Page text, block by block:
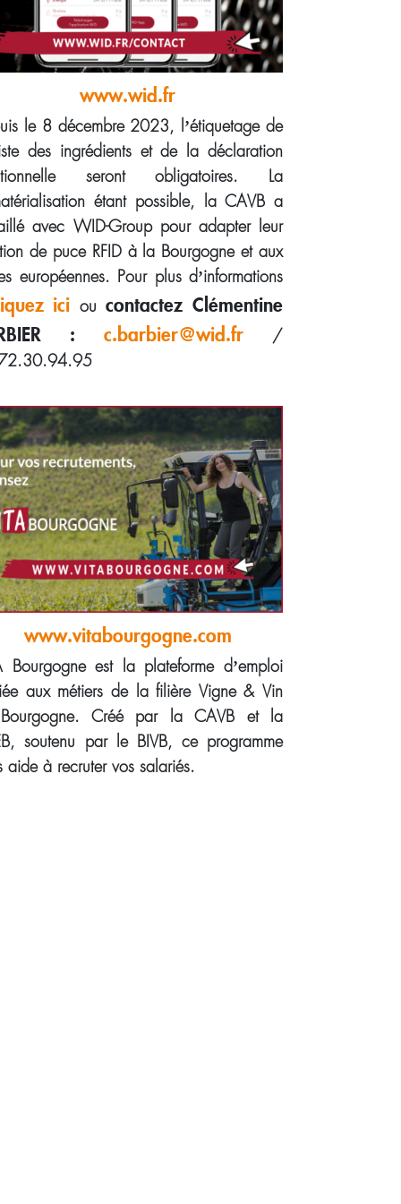
www.wid.fr
le 8 décembre 2023, l’étiquetage de
des ingrédients et de la déclaration
seront obligatoires. La
étant possible, la CAVB a
avec WID-Group pour adapter leur
de puce RFID à la Bourgogne et aux
européennes. Pour plus d’informations
ici oucontactez Clémentine
:c.barbier@wid.fr /
www.vitabourgogne.com
Bourgogne est la plateforme d’emploi
aux métiers de la filière Vigne & Vin
Créé par la CAVB et la
soutenu par le BIVB, ce programme
aide à recruter vos salariés.